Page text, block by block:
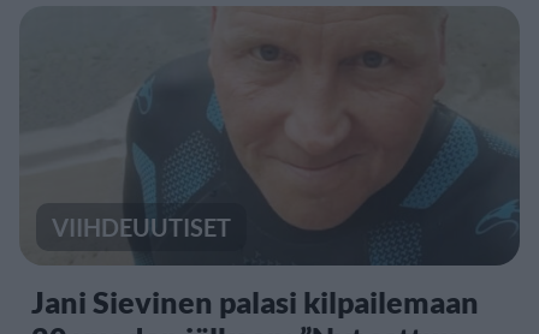
VIIHDEUUTISET
Jani Sievinen palasi kilpailemaan